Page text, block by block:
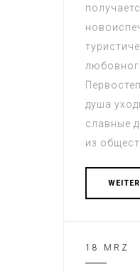
душа
славные
из
18 MRZ